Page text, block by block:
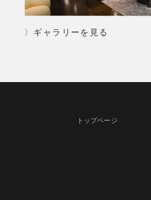
〉ギャラリーを見る
トップページ